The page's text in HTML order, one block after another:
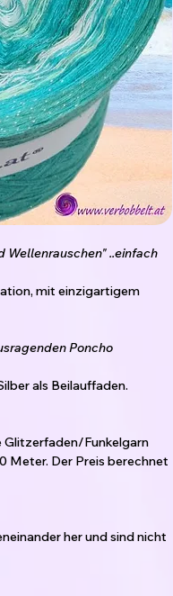
Wellenrauschen" ..einfach
mit einzigartigem
Poncho
als Beilauffaden.
Glitzerfaden/Funkelgarn
Meter. Der Preis berechnet
her und sind nicht